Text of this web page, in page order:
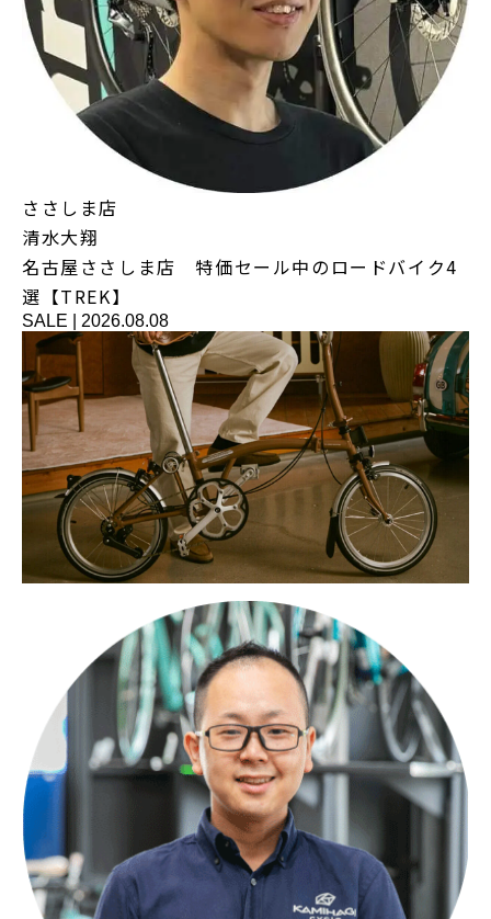
ささしま店
清水大翔
名古屋ささしま店 特価セール中のロードバイク4
選【TREK】
SALE 2026.08.08